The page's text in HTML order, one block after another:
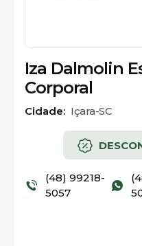
Iza Dalmolin
Corporal
Cidade: Içara-SC
(48) 99218-
5057